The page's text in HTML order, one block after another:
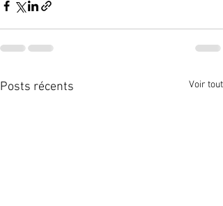
Posts récents Voir tout